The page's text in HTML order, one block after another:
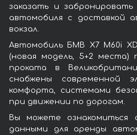
заказать и
автомобиля с доставкой
вокзал.
Автомобиль БМВ X7 M60i
(новая модель, 5+2 места)
проката в
снабжены современной
комфорта, системами
при движении по дорогам.
Вы можете ознакомиться
данными для аренды